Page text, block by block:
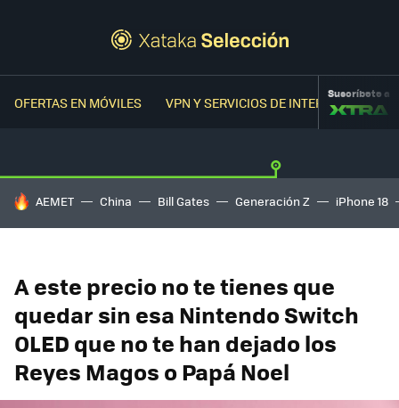
OFERTAS EN MÓVILES VPN Y SERVICIOS DE INTERNETSuscríbete a
HOY SE HABLA DE
AEMET China Bill Gates Generación Z iPhone 18
A este precio no te tienes que
quedar sin esa Nintendo Switch
OLED que no te han dejado los
Reyes Magos o Papá Noel